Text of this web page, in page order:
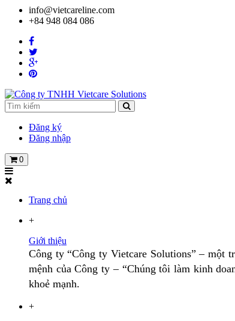
info@vietcareline.com
+84 948 084 086
Đăng ký
Đăng nhập
0
Trang chủ
+
Giới thiệu
Công ty “Công ty Vietcare Solutions” – một
mệnh của Công ty – “Chúng tôi làm kinh
khoẻ mạnh.
+